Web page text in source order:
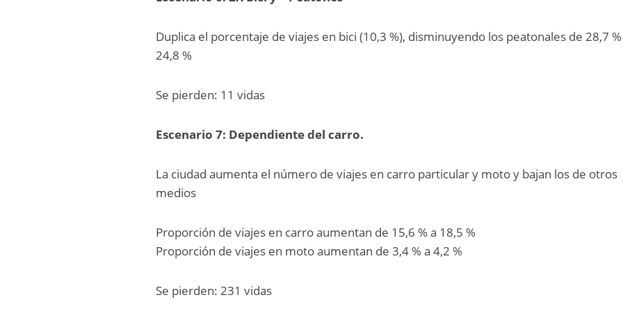
Duplica el porcentaje de viajes en bici (10,3 %), disminuyendo los peatonales de 28,7
24,8 %
Se pierden: 11 vidas
Escenario 7: Dependiente del carro.
La ciudad aumenta el número de viajes en carro particular y moto y bajan los de otros
medios
Proporción de viajes en carro aumentan de 15,6 % a 18,5 %
Proporción de viajes en moto aumentan de 3,4 % a 4,2 %
Se pierden: 231 vidas